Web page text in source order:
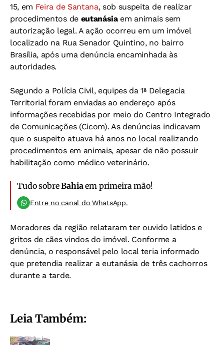
15, em Feira de Santana, sob suspeita de realizar
procedimentos deeutanásiaem animais sem
autorização legal. A ação ocorreu em um imóvel
localizado na Rua Senador Quintino, no bairro
Brasília, após uma denúncia encaminhada às
autoridades.
Segundo a Polícia Civil, equipes da 1ª Delegacia
Territorial foram enviadas ao endereço após
informações recebidas por meio do Centro Integrado
de Comunicações (Cicom). As denúncias indicavam
que o suspeito atuava há anos no local realizando
procedimentos em animais, apesar de não possuir
habilitação como médico veterinário.
Tudo sobreBahiaem primeira mão!
Entre no canal do WhatsApp.
Moradores da região relataram ter ouvido latidos e
gritos de cães vindos do imóvel. Conforme a
denúncia, o responsável pelo local teria informado
que pretendia realizar a eutanásia de três cachorros
durante a tarde.
Leia Também: